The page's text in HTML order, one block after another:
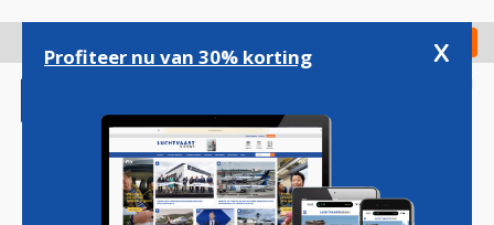
gaan
Check in
Profiteer nu van 30% korting x